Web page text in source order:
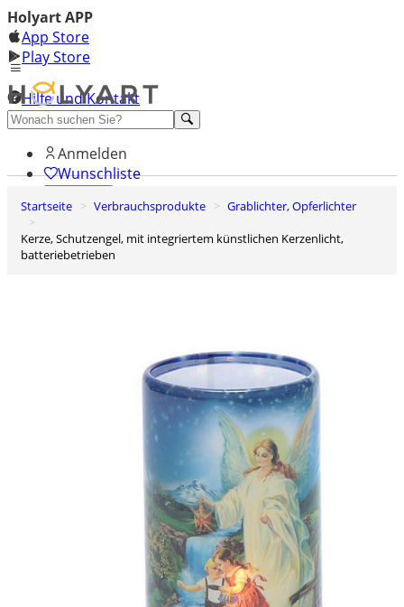
Holyart APP
App Store
Play Store
Hilfe und Kontakt
Entdecken Sie Premium
Anmelden
Wunschliste
0
Startseite Verbrauchsprodukte
Grablichter, Opferlichter
Kerze, Schutzengel, mit integriertem künstlichen Kerzenlicht,
batteriebetrieben